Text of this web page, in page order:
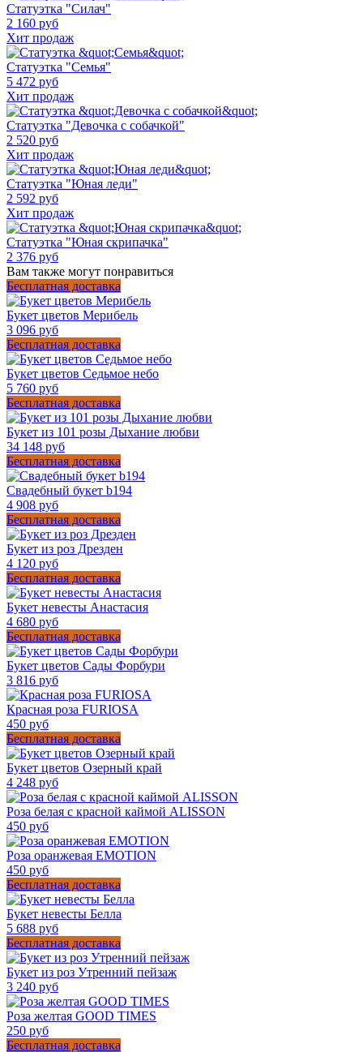
Статуэтка "Силач"
2 160 руб
Хит продаж
Статуэтка "Семья"
5 472 руб
Хит продаж
Статуэтка "Девочка с собачкой"
2 520 руб
Хит продаж
Статуэтка "Юная леди"
2 592 руб
Хит продаж
Статуэтка "Юная скрипачка"
2 376 руб
Вам также могут понравиться
Бесплатная доставка
Букет цветов Мерибель
3 096 руб
Бесплатная доставка
Букет цветов Седьмое небо
5 760 руб
Бесплатная доставка
Букет из 101 розы Дыхание любви
34 148 руб
Бесплатная доставка
Свадебный букет b194
4 908 руб
Бесплатная доставка
Букет из роз Дрезден
4 120 руб
Бесплатная доставка
Букет невесты Анастасия
4 680 руб
Бесплатная доставка
Букет цветов Сады Форбури
3 816 руб
Красная роза FURIOSA
450 руб
Бесплатная доставка
Букет цветов Озерный край
4 248 руб
Роза белая с красной каймой ALISSON
450 руб
Роза оранжевая EMOTION
450 руб
Бесплатная доставка
Букет невесты Белла
5 688 руб
Бесплатная доставка
Букет из роз Утренний пейзаж
3 240 руб
Роза желтая GOOD TIMES
250 руб
Бесплатная доставка